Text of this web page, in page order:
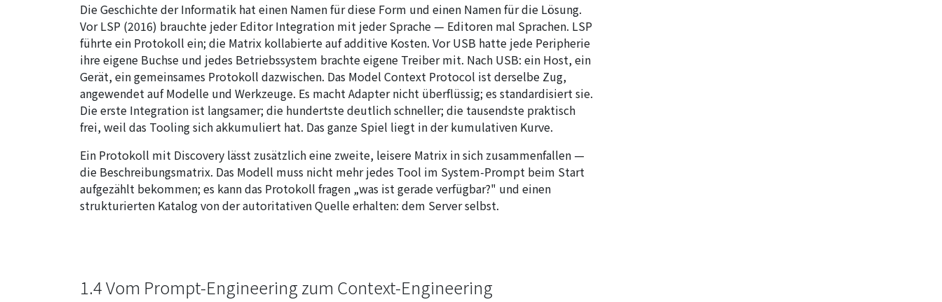
Die Geschichte der Informatik hat einen Namen für diese Form und einen Namen für die Lösung.
Vor LSP (2016) brauchte jeder Editor Integration mit jeder Sprache — Editoren mal Sprachen. LSP
führte ein Protokoll ein; die Matrix kollabierte auf additive Kosten. Vor USB hatte jede Peripherie
ihre eigene Buchse und jedes Betriebssystem brachte eigene Treiber mit. Nach USB: ein Host, ein
Gerät, ein gemeinsames Protokoll dazwischen. Das Model Context Protocol ist derselbe Zug,
angewendet auf Modelle und Werkzeuge. Es macht Adapter nicht überflüssig; es standardisiert sie.
Die erste Integration ist langsamer; die hundertste deutlich schneller; die tausendste praktisch
frei, weil das Tooling sich akkumuliert hat. Das ganze Spiel liegt in der kumulativen Kurve.
Ein Protokoll mit Discovery lässt zusätzlich eine zweite, leisere Matrix in sich zusammenfallen —
die Beschreibungsmatrix. Das Modell muss nicht mehr jedes Tool im System-Prompt beim Start
aufgezählt bekommen; es kann das Protokoll fragen „was ist gerade verfügbar?" und einen
strukturierten Katalog von der autoritativen Quelle erhalten: dem Server selbst.
1.4 Vom Prompt-Engineering zum Context-Engineering